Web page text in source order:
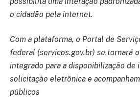
o cidadão pela internet.
Com a plataforma, o Portal de
federal (servicos.gov.br) se tornará
integrado para a disponibilização de
solicitação eletrônica e
públicos